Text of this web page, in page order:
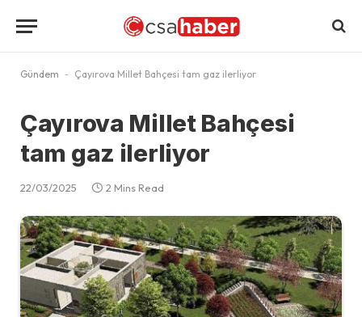
Gündem - Çayırova Millet Bahçesi tam gaz ilerliyor
Çayırova Millet Bahçesi
tam gaz ilerliyor
22/03/2025 2 Mins Read